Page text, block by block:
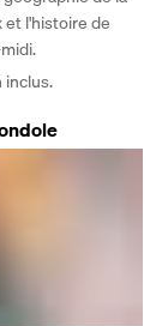
et l'histoire de
inclus.